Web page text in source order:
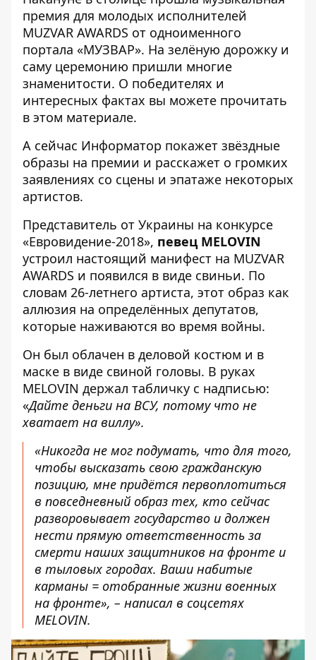
премия для молодых исполнителей
MUZVAR AWARDS от одноименного
портала «МУЗВАР». На зелёную дорожку и
саму церемонию пришли многие
знаменитости. О победителях и
интересных фактах вы можете прочитать
в этом материале.
А сейчас Информатор покажет звёздные
образы на премии и расскажет о громких
заявлениях со сцены и эпатаже некоторых
артистов.
Представитель от Украины на конкурсе
«Евровидение-2018», певец MELOVIN
устроил настоящий манифест на MUZVAR
AWARDS и появился в виде свиньи. По
словам 26-летнего артиста, этот образ как
аллюзия на определённых депутатов,
которые наживаются во время войны.
Он был облачен в деловой костюм и в
маске в виде свиной головы. В руках
MELOVIN держал табличку с надписью:
«Дайте деньги на ВСУ, потому что не
хватает на виллу».
«Никогда не мог подумать, что для того,
чтобы высказать свою гражданскую
позицию, мне придётся первоплотиться
в повседневный образ тех, кто сейчас
разворовывает государство и должен
нести прямую ответственность за
смерти наших защитников на фронте и
в тыловых городах. Ваши набитые
карманы = отобранные жизни военных
на фронте», – написал в соцсетях
MELOVIN.